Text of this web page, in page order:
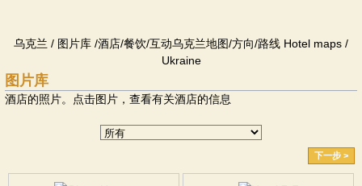
乌克兰 / 图片库 /酒店/餐饮/互动乌克兰地图/方向/路线 Hotel maps /
Ukraine
图片库
酒店的照片。点击图片，查看有关酒店的信息
下一步 >